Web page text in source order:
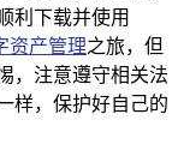
利下载并使用
资产管理之旅，但
，注意遵守相关法
样，保护好自己的